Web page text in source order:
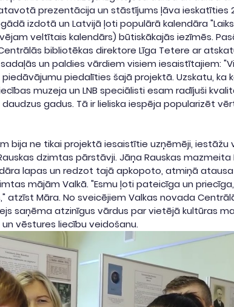
prezentācija un stāstījums ļāva ieskatīties
izdotā un Latvijā ļoti populārā kalendāra
veltītais kalendārs) būtiskākajās iezīmēs.
bibliotēkas direktore Līga Tetere ar
un paldies vārdiem visiem iesaistītajiem:
piedāvājumu piedalīties šajā projektā. Uzskatu, ka
muzeja un LNB speciālisti esam radījuši
gadus. Tā ir lieliska iespēja popularizēt
bija ne tikai projektā iesaistītie uzņēmēji, iestāžu
dzimtas pārstāvji. Jāņa Rauskas mazmeita
lapas un redzot tajā apkopoto, atmiņā
mājām Valkā. "Esmu ļoti pateicīga un
atzīst Māra. No sveicējiem Valkas novada
saņēma atzinīgus vārdus par vietējā kultūras
vēstures liecību veidošanu.